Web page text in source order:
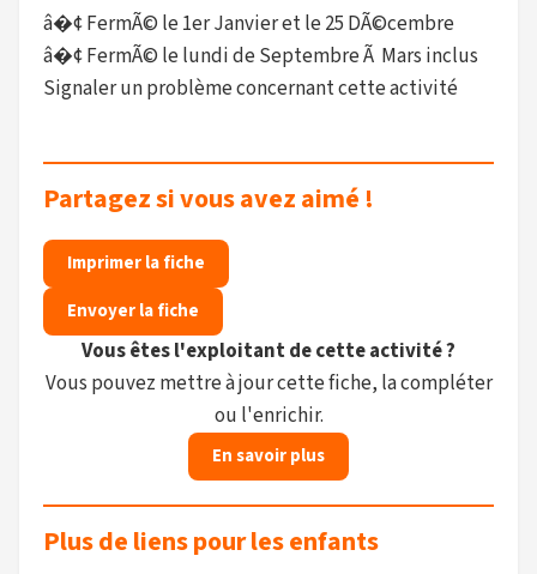
â�¢ FermÃ© le 1er Janvier et le 25 DÃ©cembre
â�¢ FermÃ© le lundi de Septembre Ã Mars inclus
Signaler un problème concernant cette activité
Partagez si vous avez aimé !
Imprimer la fiche
Envoyer la fiche
Vous êtes l'exploitant de cette activité ?
Vous pouvez mettre à jour cette fiche, la compléter
ou l'enrichir.
En savoir plus
Plus de liens pour les enfants